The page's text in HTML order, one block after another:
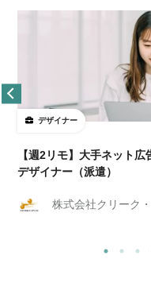
デザイナー
【週2リモ】大手ネット
デザイナー（派遣）
株式会社クリーク